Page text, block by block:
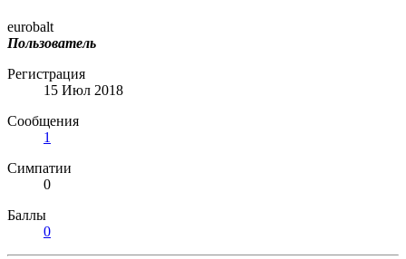
eurobalt
Пользователь
Регистрация
15 Июл 2018
Сообщения
1
Симпатии
0
Баллы
0